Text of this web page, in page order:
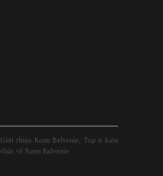
Giới thiệu Rượu Balvenie, Top 6 kiến
thức về Rượu Balvenie